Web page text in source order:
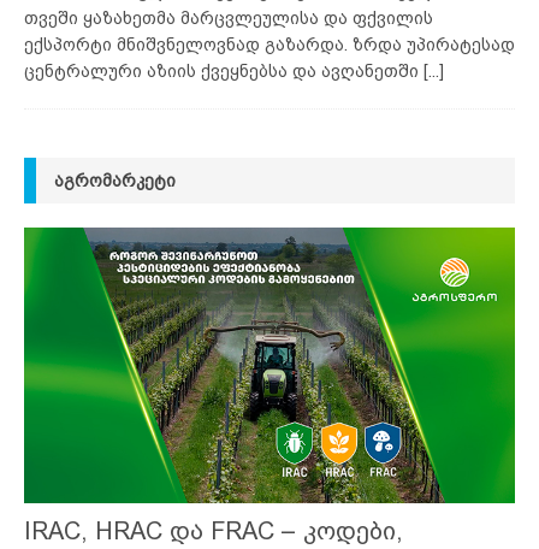
თვეში ყაზახეთმა მარცვლეულისა და ფქვილის
ექსპორტი მნიშვნელოვნად გაზარდა. ზრდა უპირატესად
ცენტრალური აზიის ქვეყნებსა და ავღანეთში [...]
ᲐᲒᲠᲝᲛᲐᲠᲙᲔᲢᲘ
IRAC, HRAC და FRAC – კოდები,